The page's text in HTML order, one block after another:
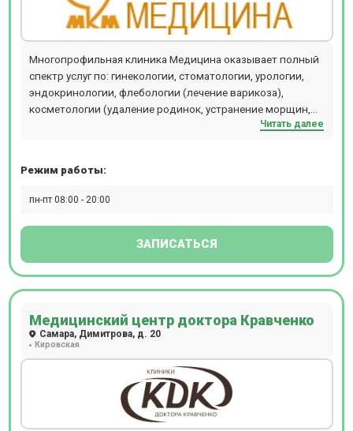
Многопрофильная клиника Медицина оказывает полный
спектр услуг по: гинекологии, стоматологии, урологии,
эндокринологии, флебологии (лечение варикоза),
косметологии (удаление родинок, устранение морщин,
нитевой лифтинг, уколы красоты, пилинги, уходовые
Anti-age медицины, куда входят специалисты разных
Читать далее
Режим работы:
пн-пт 08:00 - 20:00
ЗАПИСАТЬСЯ
Медицинский центр доктора Кравченко
Самара, Димитрова, д. 20
Кировская